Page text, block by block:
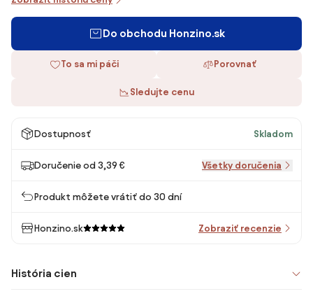
Do obchodu Honzino.sk
To sa mi páči Porovnať
Sledujte cenu
Dostupnosť Skladom
Doručenie od 3,39 € Všetky doručenia
Produkt môžete vrátiť do 30 dní
Honzino.sk Zobraziť recenzie
História cien